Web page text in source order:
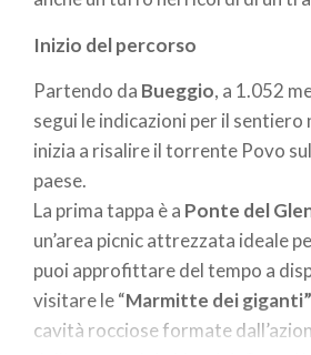
Inizio del percorso
Partendo da Bueggio, a 1.052
segui le indicazioni per il sentiero
inizia a risalire il torrente Povo
paese.
La prima tappa è a Ponte del
un’area picnic attrezzata ideale
puoi approfittare del tempo a
visitare le “Marmitte dei giganti”
cavità rocciose formate